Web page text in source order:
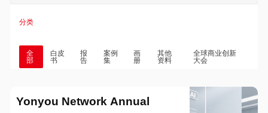
分类
全
部
白皮
书
报
告
案例
集
画
册
其他
资料
全球商业创新
大会
Yonyou Network Annual